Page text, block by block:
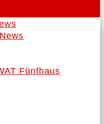
Fünfhaus